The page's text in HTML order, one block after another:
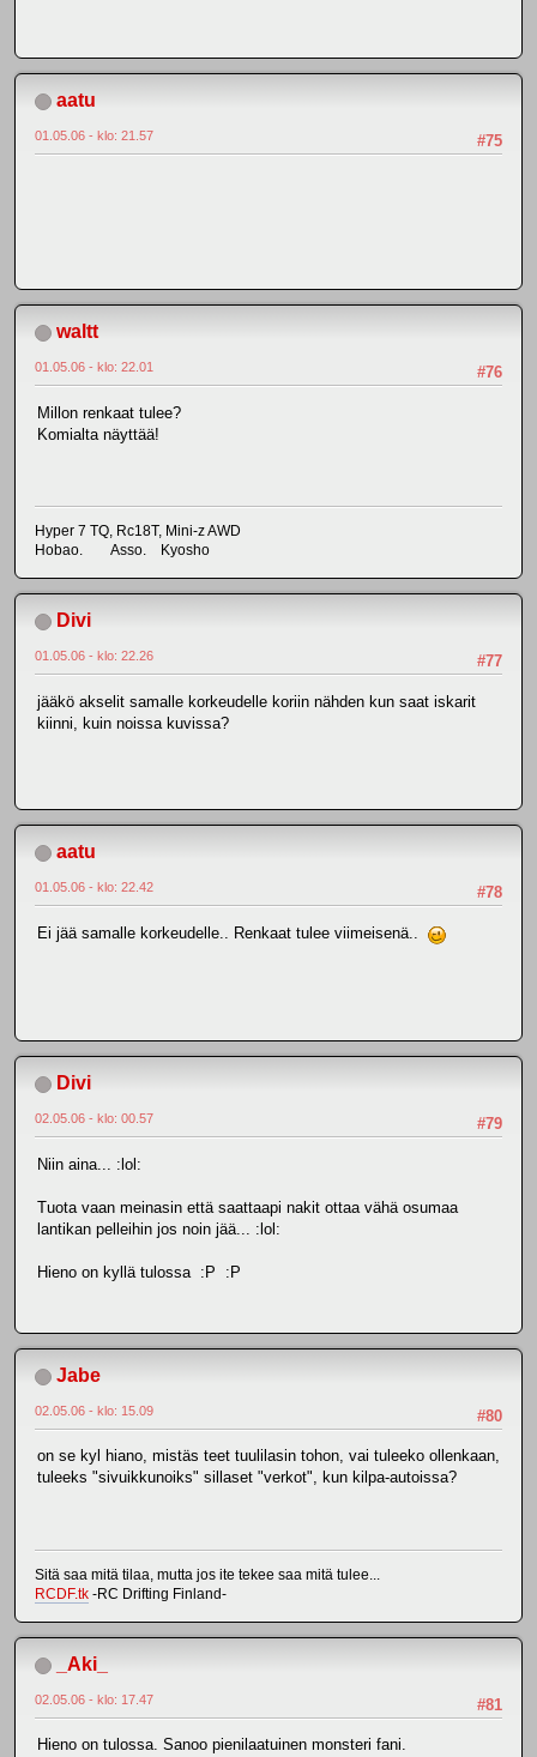
aatu
#75
01.05.06 - klo: 21.57
waltt
#76
01.05.06 - klo: 22.01
Millon renkaat tulee?
Komialta näyttää!
Hyper 7 TQ, Rc18T, Mini-z AWD
Hobao. Asso. Kyosho
Divi
#77
01.05.06 - klo: 22.26
jääkö akselit samalle korkeudelle koriin nähden kun saat iskarit
kiinni, kuin noissa kuvissa?
aatu
#78
01.05.06 - klo: 22.42
Ei jää samalle korkeudelle.. Renkaat tulee viimeisenä..
Divi
#79
02.05.06 - klo: 00.57
Niin aina... :lol:
Tuota vaan meinasin että saattaapi nakit ottaa vähä osumaa
lantikan pelleihin jos noin jää... :lol:
Hieno on kyllä tulossa :P :P
Jabe
#80
02.05.06 - klo: 15.09
on se kyl hiano, mistäs teet tuulilasin tohon, vai tuleeko ollenkaan,
tuleeks "sivuikkunoiks" sillaset "verkot", kun kilpa-autoissa?
Sitä saa mitä tilaa, mutta jos ite tekee saa mitä tulee...
RCDF.tk -RC Drifting Finland-
_Aki_
#81
02.05.06 - klo: 17.47
Hieno on tulossa. Sanoo pienilaatuinen monsteri fani.